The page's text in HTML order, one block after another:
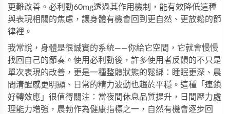
更難改善。 必利勁60mg透過其作用機制，能有效降低這種
與表現相關的焦慮，讓身體有機會回到更自然、更放鬆的節
律裡。
我常說，身體是很誠實的系統——你給它空間，它就會慢慢
找回自己的節奏。使用必利勁後，許多使用者反饋的不只是
單次表現的改善，更是一種整體狀態的鬆綁：睡眠更深、晨
間清醒感更明顯、日常的精力波動也趨於平穩。這種「連鎖
好轉效應」很值得關注：當夜間休息品質提升，日間壓力處
理能力增強，晨勃作為健康指標之一，自然有機會逐步回